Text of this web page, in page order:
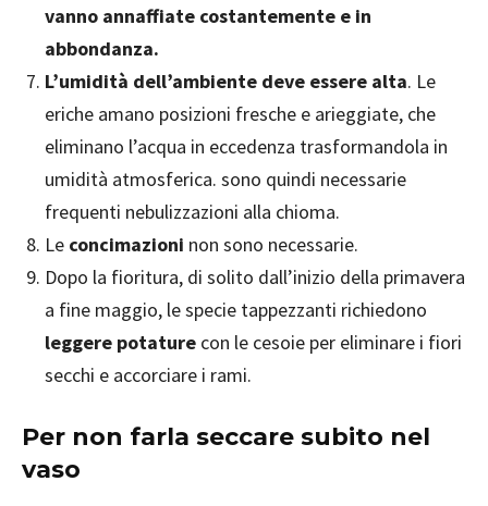
vanno annaffiate costantemente e in
abbondanza.
L’umidità dell’ambiente deve essere alta. Le
eriche amano posizioni fresche e arieggiate, che
eliminano l’acqua in eccedenza trasformandola in
umidità atmosferica. sono quindi necessarie
frequenti nebulizzazioni alla chioma.
Le concimazioni non sono necessarie.
Dopo la fioritura, di solito dall’inizio della primavera
a fine maggio, le specie tappezzanti richiedono
leggere potature con le cesoie per eliminare i fiori
secchi e accorciare i rami.
Per non farla seccare subito nel
vaso